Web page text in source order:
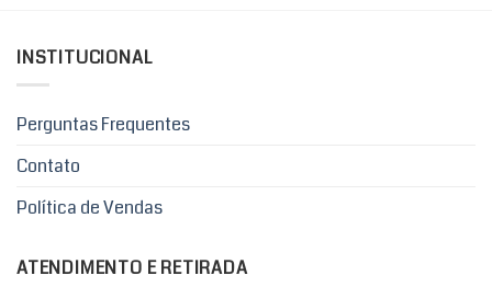
INSTITUCIONAL
Perguntas Frequentes
Contato
Política de Vendas
ATENDIMENTO E RETIRADA